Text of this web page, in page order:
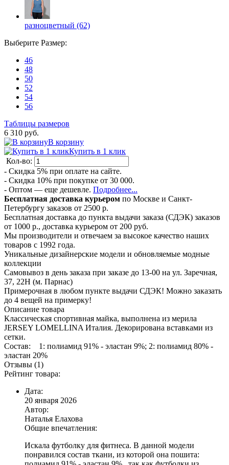
разноцветный (62)
Выберите Размер:
46
48
50
52
54
56
Таблицы размеров
6 310 руб.
В корзину
Купить в 1 клик
Кол-во:
- Скидка 5% при оплате на сайте.
- Скидка 10% при покупке от 30 000.
- Оптом — еще дешевле. Подробнее...
Бесплатная доставка курьером по Москве и Санкт-
Петербургу заказов от 2500 р.
Бесплатная доставка до пункта выдачи заказа (СДЭК) заказов
от 1000 р., доставка курьером от 200 руб.
Мы производители и отвечаем за высокое качество наших
товаров с 1992 года.
Уникальные дизайнерские модели и обновляемые модные
коллекции
Самовывоз в день заказа при заказе до 13-00 на ул. Заречная,
37, 22Н (м. Парнас)
Примерочная в любом пункте выдачи СДЭК! Можно заказать
до 4 вещей на примерку!
Описание товара
Классическая спортивная майка, выполнена из мерила
JERSEY LOMELLINA Италия. Декорирована вставками из
сетки.
Состав: 1: полиамид 91% - эластан 9%; 2: полиамид 80% -
эластан 20%
Отзывы (1)
Рейтинг товара:
Дата:
20 января 2026
Автор:
Наталья Елахова
Общие впечатления:
Искала футболку для фитнеса. В данной модели
понравился состав ткани, из которой она пошита: